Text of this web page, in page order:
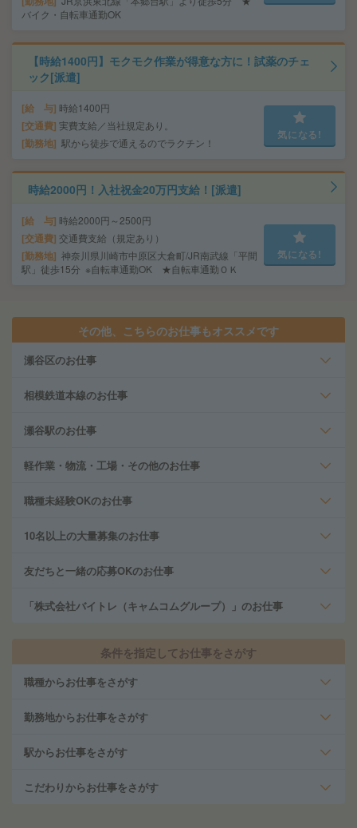
バイク・自転車通勤OK
【時給1400円】モクモク作業が得意な方に！試薬のチェ
ック[派遣]
給 与 時給1400円
交通費 実費支給／当社規定あり。
勤務地 駅から徒歩で通えるのでラクチン！
気になる!
時給2000円！入社祝金20万円支給！[派遣]
給 与 時給2000円～2500円
交通費 交通費支給（規定あり）
勤務地 神奈川県川崎市中原区大倉町/JR南武線「平間
駅」徒歩15分 ※自転車通勤OK ★自転車通勤ＯＫ
気になる!
その他、こちらのお仕事もオススメです
瀬谷区のお仕事
相模鉄道本線のお仕事
瀬谷駅のお仕事
軽作業・物流・工場・その他のお仕事
職種未経験OKのお仕事
10名以上の大量募集のお仕事
友だちと一緒の応募OKのお仕事
「株式会社バイトレ（キャムコムグループ）」のお仕事
条件を指定してお仕事をさがす
職種からお仕事をさがす
勤務地からお仕事をさがす
駅からお仕事をさがす
こだわりからお仕事をさがす